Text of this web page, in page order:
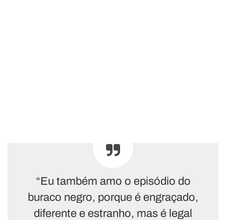
“Eu também amo o episódio do
buraco negro, porque é engraçado,
diferente e estranho, mas é legal